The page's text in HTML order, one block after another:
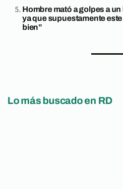
Hombre mató a golpes a
ya que supuestamente este
bien”
Lo más buscado en RD